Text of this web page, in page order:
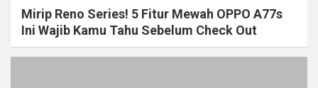
Mirip Reno Series! 5 Fitur Mewah OPPO A77s
Ini Wajib Kamu Tahu Sebelum Check Out